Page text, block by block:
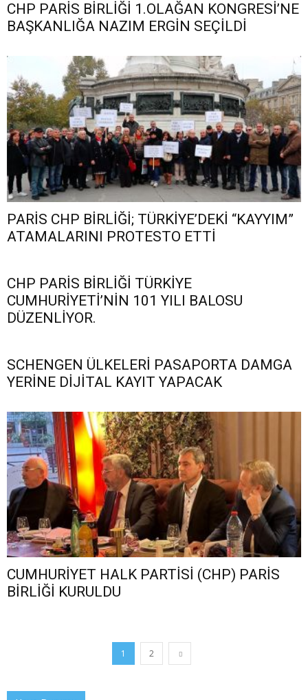
CHP PARİS BİRLİĞİ 1.OLAĞAN KONGRESİ’NE
BAŞKANLIĞA NAZIM ERGİN SEÇİLDİ
PARİS CHP BİRLİĞİ; TÜRKİYE’DEKİ “KAYYIM”
ATAMALARINI PROTESTO ETTİ
CHP PARİS BİRLİĞİ TÜRKİYE
CUMHURİYETİ’NİN 101 YILI BALOSU
DÜZENLİYOR.
SCHENGEN ÜLKELERİ PASAPORTA DAMGA
YERİNE DİJİTAL KAYIT YAPACAK
CUMHURİYET HALK PARTİSİ (CHP) PARİS
BİRLİĞİ KURULDU
1 2